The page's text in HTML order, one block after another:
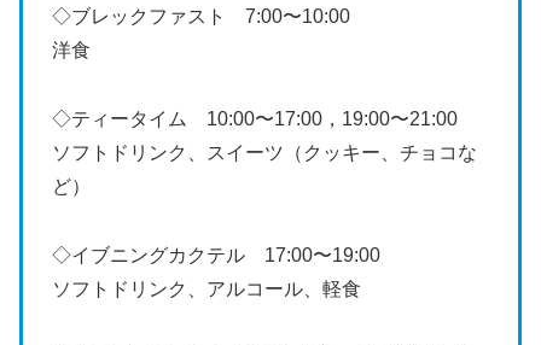
◇ブレックファスト 7:00〜10:00
洋食
◇ティータイム 10:00〜17:00，19:00〜21:00
ソフトドリンク、スイーツ（クッキー、チョコな
ど）
◇イブニングカクテル 17:00〜19:00
ソフトドリンク、アルコール、軽食